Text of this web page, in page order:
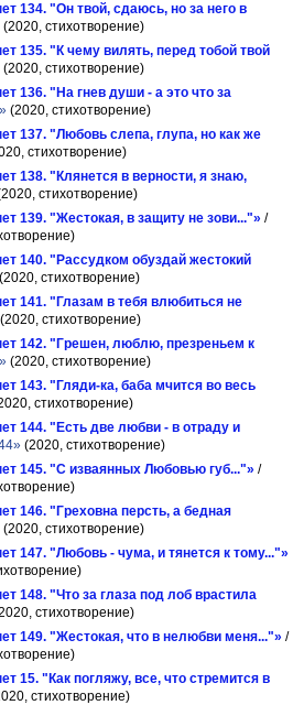
134. "Он твой, сдаюсь, но за него в
(2020, стихотворение)
135. "К чему вилять, перед тобой твой
(2020, стихотворение)
136. "На гнев души - а это что за
(2020, стихотворение)
137. "Любовь слепа, глупа, но как же
стихотворение)
138. "Клянется в верности, я знаю,
стихотворение)
139. "Жестокая, в защиту не зови..."» /
140. "Рассудком обуздай жестокий
(2020, стихотворение)
141. "Глазам в тебя влюбиться не
(2020, стихотворение)
142. "Грешен, люблю, презреньем к
(2020, стихотворение)
143. "Гляди-ка, баба мчится во весь
стихотворение)
144. "Есть две любви - в отраду и
(2020, стихотворение)
145. "С изваянных Любовью губ..."» /
146. "Греховна персть, а бедная
(2020, стихотворение)
147. "Любовь - чума, и тянется к тому..."»
148. "Что за глаза под лоб врастила
стихотворение)
149. "Жестокая, что в нелюбви меня..."» /
15. "Как погляжу, все, что стремится в
стихотворение)